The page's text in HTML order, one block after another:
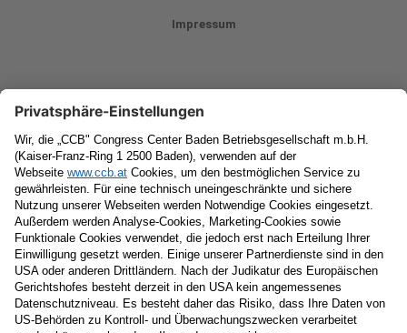
Impressum
Newsletter
Vorname
Nachname
E-Mail